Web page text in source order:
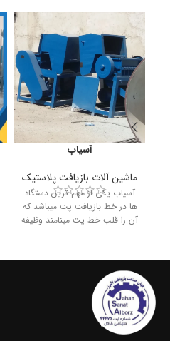
آسیاب
ماشین آلات بازیافت پلاستیک
آسیاب یکی از مهم ترین دستگاه
ها در خط بازیافت پت میباشد که
آن را قلب خط پت مینامند وظیفه